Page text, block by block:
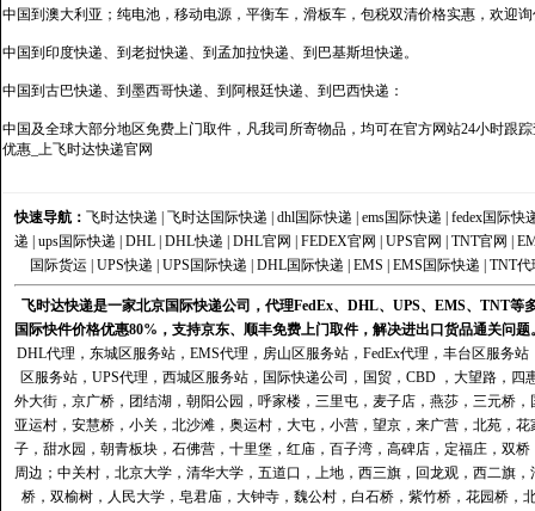
中国到澳大利亚；纯电池，移动电源，平衡车，滑板车，包税双清价格实惠，欢迎
中国到印度快递、到老挝快递、到孟加拉快递、到巴基斯坦快递。
中国到古巴快递、到墨西哥快递、到阿根廷快递、到巴西快递：
中国及全球大部分地区免费上门取件，凡我司所寄物品，均可在官方网站24小时跟
优惠_上飞时达快递官网
快速导航： 飞时达快递 飞时达国际快递 dhl国际快递 ems国际快递
fedex国际快
递
ups国际快递 DHL DHL快递 DHL官网 FEDEX官网 UPS官网 TNT官网
国际货运| UPS快递 UPS国际快递 DHL国际快递 EMS EMS国际快递 TNT代
飞时达快递是一家北京国际快递公司，代理FedEx、DHL、UPS、EMS、TNT
国际快件价格优惠80%，支持京东、顺丰免费上门取件，解决进出口货品通关问题
DHL代理 ， 东城区服务站 ， EMS代理 ， 房山区服务站 ， FedEx代理 ， 丰台区服务站
区服务站， UPS代理 ， 西城区服务站， 国际快递公司 ，国贸，CBD ，大望路，
外大街，京广桥，团结湖，朝阳公园，呼家楼，三里屯，麦子店，燕莎，三元桥
亚运村，安慧桥，小关，北沙滩，奥运村，大屯，小营，望京，来广营，北苑，
子，甜水园，朝青板块，石佛营，十里堡，红庙，百子湾，高碑店，定福庄，双
周边；中关村，北京大学，清华大学，五道口，上地，西三旗，回龙观，西二旗
桥，双榆树，人民大学，皂君庙，大钟寺，魏公村，白石桥，紫竹桥，花园桥